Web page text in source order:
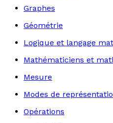
Graphes
Géométrie
Logique et langage
Mathématiciens et
Mesure
Modes de
Opérations